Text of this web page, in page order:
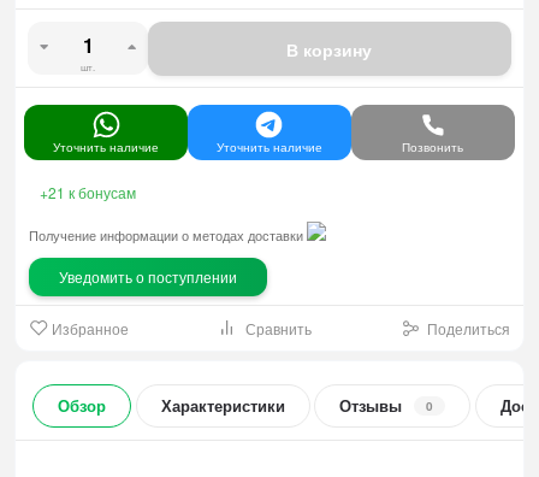
шт.
В корзину
Уточнить наличие Уточнить наличие Позвонить
+21 к бонусам
Избранное Сравнить Поделиться
Получение информации о методах доставки
Уведомить о поступлении
Обзор Характеристики Отзывы 0